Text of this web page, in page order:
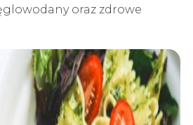
oraz zdrowe